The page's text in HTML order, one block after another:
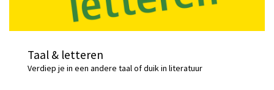
Taal & letteren
Verdiep je in een andere taal of duik in literatuur